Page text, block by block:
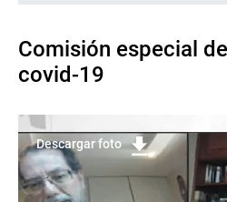
Comisión especial
covid-19
Descargar foto